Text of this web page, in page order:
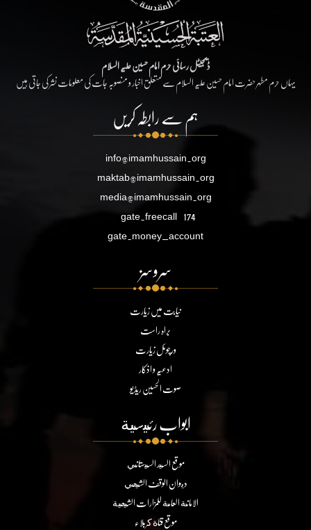
ڈیجیٹل رسائی حرم امام حسین علیہ السلام
یہاں حرم مطہر حضرت امام حسین علیہ السلام سے متعلق اخبار و منصوبہ جات کی معلومات نشر کی جاتی ہیں
ہم سے رابطہ کریں
info@imamhussain.org
maktab@imamhussain.org
media@imamhussain.org
gate.freecall 174
gate.money_account
سروسز
نیابت میں زیارت
براہ راست
ورچوئل زیارت
ادعیہ و اذکار
صوت الحسین ریڈیو
ابواب رئيسية
موقع السيد السيستاني
ديوان الوقف الشيعي
الامانة العامة للمزارات الشيعية
موقع قناة كربلاء